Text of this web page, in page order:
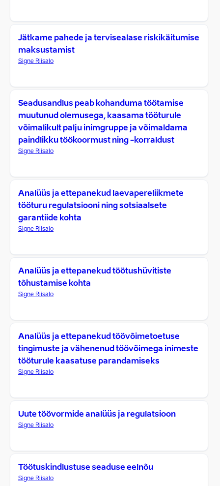
Jätkame pahede ja tervisealase riskikäitumise
maksustamist
Signe Riisalo
Seadusandlus peab kohanduma töötamise
muutunud olemusega, kaasama tööturule
võimalikult palju inimgruppe ja võimaldama
paindlikku töökoormust ning -korraldust
Signe Riisalo
Analüüs ja ettepanekud laevapereliikmete
tööturu regulatsiooni ning sotsiaalsete
garantiide kohta
Signe Riisalo
Analüüs ja ettepanekud töötushüvitiste
tõhustamise kohta
Signe Riisalo
Analüüs ja ettepanekud töövõimetoetuse
tingimuste ja vähenenud töövõimega inimeste
tööturule kaasatuse parandamiseks
Signe Riisalo
Uute töövormide analüüs ja regulatsioon
Signe Riisalo
Töötuskindlustuse seaduse eelnõu
Signe Riisalo